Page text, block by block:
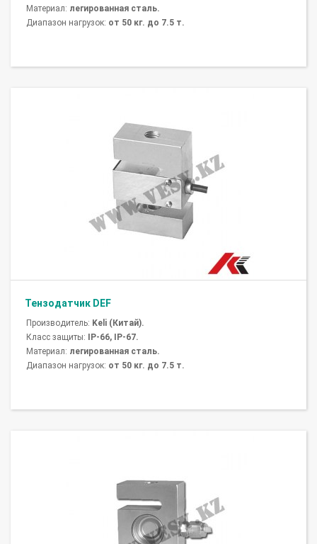
Материал: легированная сталь.
Диапазон нагрузок: от 50 кг. до 7.5 т.
Тензодатчик DEF
Производитель: Keli (Китай).
Класс защиты:
IP-66, IP-67.
Материал: легированная сталь.
Диапазон нагрузок: от 50 кг. до 7.5 т.